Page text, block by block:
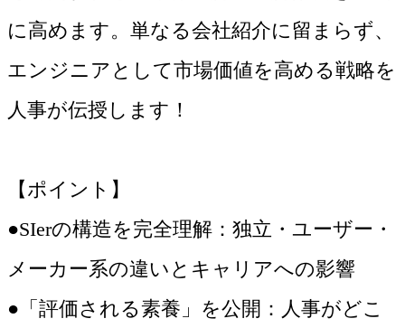
に高めます。単なる会社紹介に留まらず、
エンジニアとして市場価値を高める戦略を
人事が伝授します！
【ポイント】
●SIerの構造を完全理解：独立・ユーザー・
メーカー系の違いとキャリアへの影響
●「評価される素養」を公開：人事がどこ